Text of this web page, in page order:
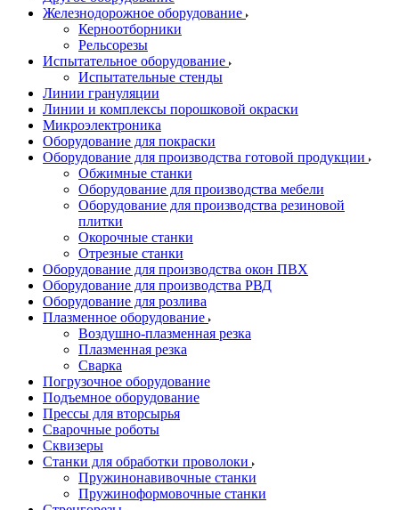
Железнодорожное оборудование
Керноотборники
Рельсорезы
Испытательное оборудование
Испытательные стенды
Линии грануляции
Линии и комплексы порошковой окраски
Микроэлектроника
Оборудование для покраски
Оборудование для производства готовой продукции
Обжимные станки
Оборудование для производства мебели
Оборудование для производства резиновой
плитки
Окорочные станки
Отрезные станки
Оборудование для производства окон ПВХ
Оборудование для производства РВД
Оборудование для розлива
Плазменное оборудование
Воздушно-плазменная резка
Плазменная резка
Сварка
Погрузочное оборудование
Подъемное оборудование
Прессы для вторсырья
Сварочные роботы
Сквизеры
Станки для обработки проволоки
Пружинонавивочные станки
Пружиноформовочные станки